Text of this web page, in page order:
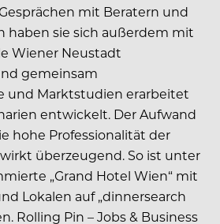
mit Beratern und
haben sie sich außerdem mit
Wiener Neustadt
gemeinsam
und Marktstudien erarbeitet
entwickelt. Der Aufwand
hohe Professionalität der
überzeugend. So ist unter
„Grand Hotel Wien“ mit
Lokalen auf „dinnersearch
Rolling Pin – Jobs & Business